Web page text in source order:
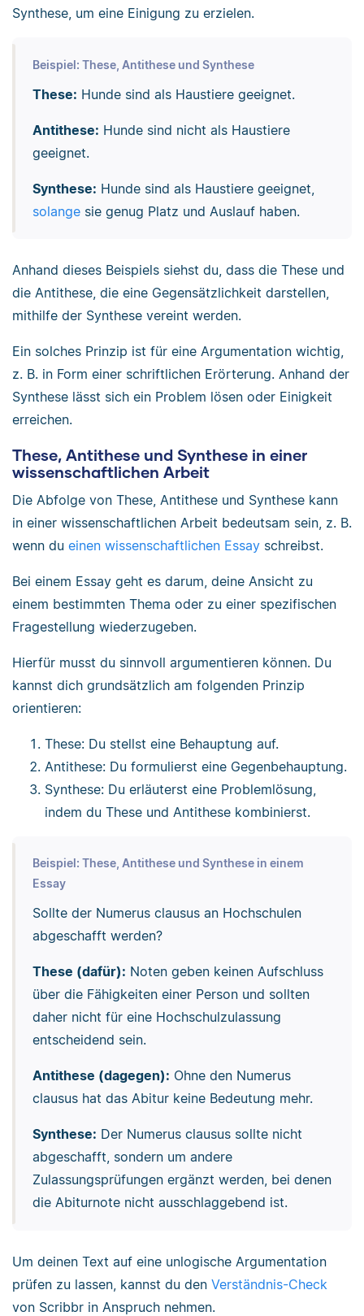
Synthese, um eine Einigung zu erzielen.
Beispiel: These, Antithese und Synthese
These: Hunde sind als Haustiere geeignet.
Antithese: Hunde sind nicht als Haustiere
geeignet.
Synthese: Hunde sind als Haustiere geeignet,
solangesie genug Platz und Auslauf haben.
Anhand dieses Beispiels siehst du, dass die These und
die Antithese, die eine Gegensätzlichkeit darstellen,
mithilfe der Synthese vereint werden.
Ein solches Prinzip ist für eine Argumentation wichtig,
z. B. in Form einer schriftlichen Erörterung. Anhand der
Synthese lässt sich ein Problem lösen oder Einigkeit
erreichen.
These, Antithese und Synthese in einer
wissenschaftlichen Arbeit
Die Abfolge von These, Antithese und Synthese kann
in einer wissenschaftlichen Arbeit bedeutsam sein, z. B.
wenn du einen wissenschaftlichen Essay schreibst.
Bei einem Essay geht es darum, deine Ansicht zu
einem bestimmten Thema oder zu einer spezifischen
Fragestellung wiederzugeben.
Hierfür musst du sinnvoll argumentieren können. Du
kannst dich grundsätzlich am folgenden Prinzip
orientieren:
These: Du stellst eine Behauptung auf.
Antithese: Du formulierst eine Gegenbehauptung.
Synthese: Du erläuterst eine Problemlösung,
indem du These und Antithese kombinierst.
Beispiel: These, Antithese und Synthese in einem
Essay
Sollte der Numerus clausus an Hochschulen
abgeschafft werden?
These (dafür): Noten geben keinen Aufschluss
über die Fähigkeiten einer Person und sollten
daher nicht für eine Hochschulzulassung
entscheidend sein.
Antithese (dagegen): Ohne den Numerus
clausus hat das Abitur keine Bedeutung mehr.
Synthese: Der Numerus clausus sollte nicht
abgeschafft, sondern um andere
Zulassungsprüfungen ergänzt werden, bei denen
die Abiturnote nicht ausschlaggebend ist.
Um deinen Text auf eine unlogische Argumentation
prüfen zu lassen, kannst du den Verständnis-Check
von Scribbr in Anspruch nehmen.